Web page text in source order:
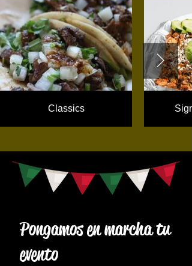
Classics
Pongamos en marcha tu
evento